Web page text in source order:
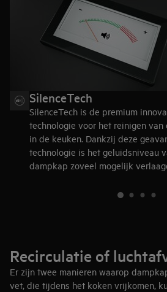
SilenceTech
SilenceTech is de premium
technologie voor het reinigen van
in de keuken. Dankzij deze
technologie is het geluidsniveau
dampkap zoveel mogelijk
Recirculatie of
Er zijn twee manieren waarop
vet, die tijdens het koken vrijkomen,